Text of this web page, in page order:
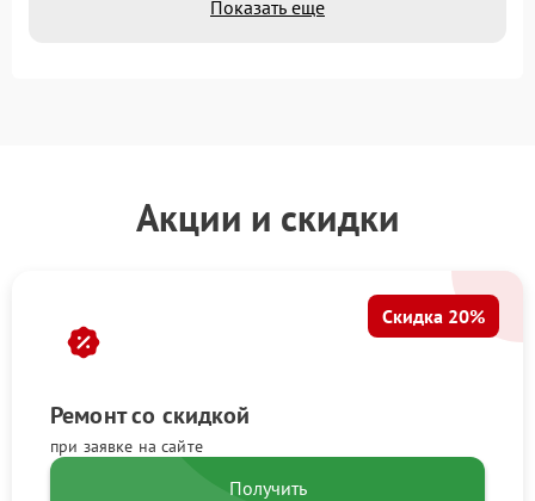
Показать еще
Акции и скидки
Ремонт со скидкой
при заявке на сайте
Скидка 20%
Получить